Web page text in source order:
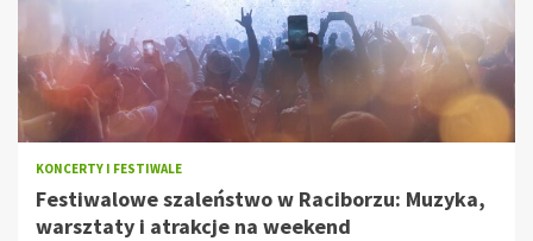
KONCERTY I FESTIWALE
Festiwalowe szaleństwo w Raciborzu: Muzyka,
warsztaty i atrakcje na weekend